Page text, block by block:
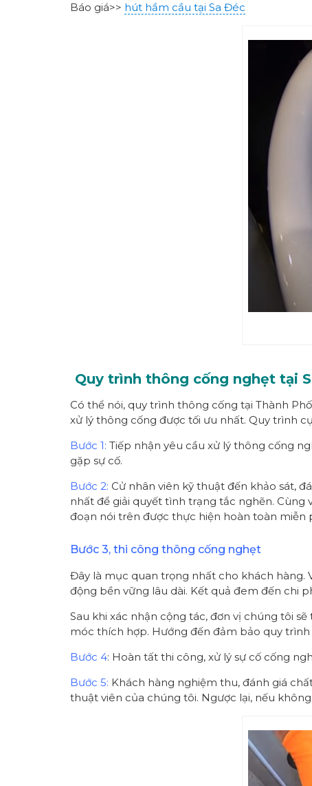
Báo giá>> hút hầm cầu tại Sa Đéc
Quy trình thông cống nghẹt tại
Có thể nói, quy trình thông cống tại Thành
xử lý thông cống được tối ưu nhất. Quy trình
Bước 1: Tiếp nhận yêu cầu xử lý thông cống
gặp sự cố.
Bước 2: Cử nhân viên kỹ thuật đến khảo sát,
nhất để giải quyết tình trạng tắc nghẽn. Cùng
đoạn nói trên được thực hiện hoàn toàn miễn
Bước 3, thi công thông cống nghẹt
Đây là mục quan trọng nhất cho khách
động bền vững lâu dài. Kết quả đem đến chi
Sau khi xác nhận cộng tác, đơn vị chúng tôi
móc thích hợp. Hướng đến đảm bảo quy
Bước 4: Hoàn tất thi công, xử lý sự cố cống
Bước 5: Khách hàng nghiệm thu, đánh giá
thuật viên của chúng tôi. Ngược lại, nếu